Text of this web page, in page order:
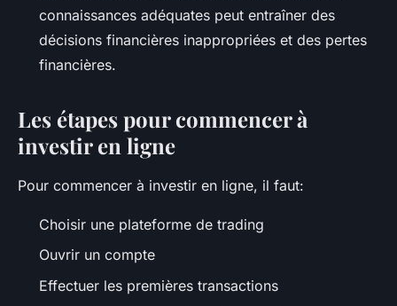
connaissances adéquates peut entraîner des
décisions financières inappropriées et des pertes
financières.
Les étapes pour commencer à
investir en ligne
Pour commencer à investir en ligne, il faut:
Choisir une plateforme de trading
Ouvrir un compte
Effectuer les premières transactions